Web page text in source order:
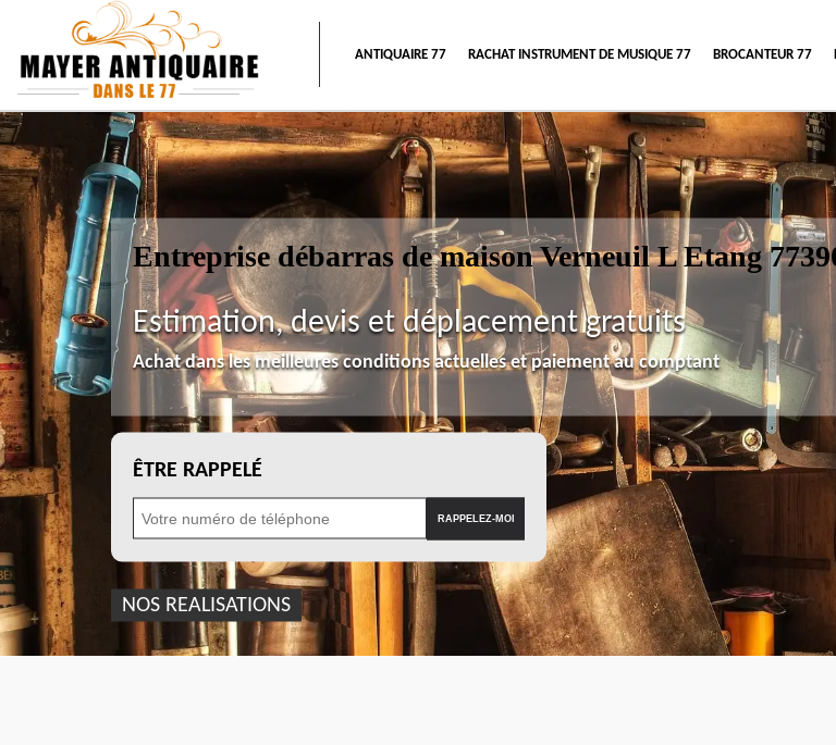
ANTIQUAIRE 77 RACHAT INSTRUMENT DE MUSIQUE 77 BROCANTEUR 77
Entreprise débarras de maison Verneuil L Etang
Estimation, devis et déplacement gratuits
Achat dans les meilleures conditions actuelles et paiement au comptant
ÊTRE RAPPELÉ
NOS REALISATIONS